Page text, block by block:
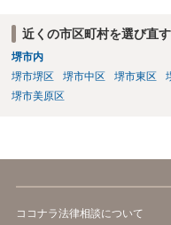
近くの市区町村を選び直す
堺市内
堺市堺区
堺市中区 堺市東区
堺市美原区
ココナラ法律相談について